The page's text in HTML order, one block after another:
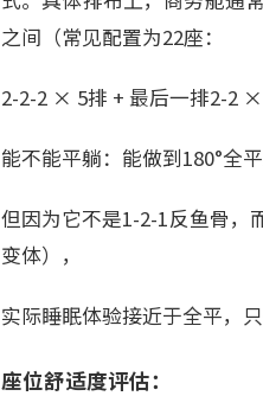
之间（常见配置为22座：
2-2-2 × 5排 + 最后一排2-2 ×
能不能平躺：能做到180°全
但因为它不是1-2-1反鱼骨
变体），
实际睡眠体验接近于全平，
座位舒适度评估：